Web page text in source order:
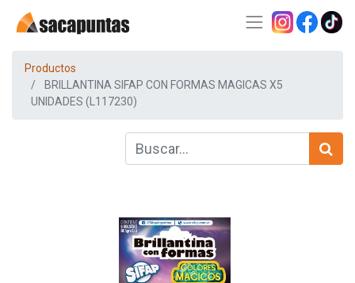
Productos
BRILLANTINA SIFAP CON FORMAS MAGICAS X5
UNIDADES (L117230)